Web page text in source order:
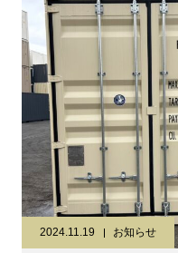
2024.11.19 お知らせ